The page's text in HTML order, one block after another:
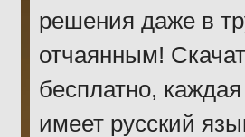
решения даже в
отчаянным!
бесплатно,
имеет русский